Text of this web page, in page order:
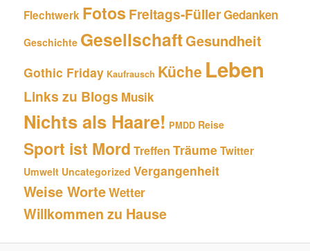
Flechtwerk Fotos Freitags-FüllerGedanken
Geschichte GesellschaftGesundheit
Gothic Friday Kaufrausch Küche Leben
Links zu Blogs Musik
Nichts als Haare! PMDD Reise
Sport ist Mord Treffen TräumeTwitter
Umwelt Uncategorized Vergangenheit
Weise WorteWetter
Willkommen zu Hause